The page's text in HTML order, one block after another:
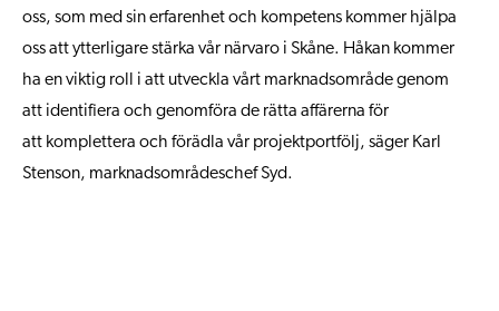
oss, som med sinerfarenhet och kompetens kommer hjälpa
oss att ytterligare stärka vår närvaro i Skåne. Håkan kommer
ha en viktig roll i att utveckla vårt marknadsområdegenom
att identifiera och genomföra de rätta affärerna för
att komplettera och förädla vår projektportfölj, säger Karl
Stenson, marknadsområdeschef Syd.